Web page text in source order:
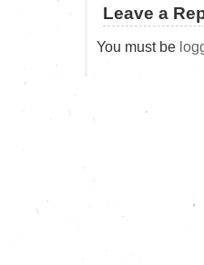
Leave a
You must be